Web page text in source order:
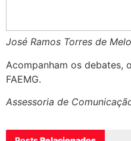
José Ramos Torres de
Acompanham os debates,
FAEMG.
Assessoria de